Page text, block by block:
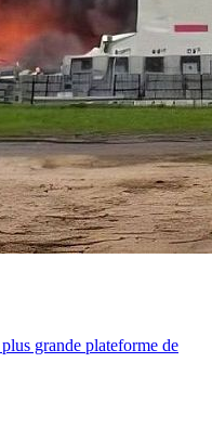
grande plateforme de